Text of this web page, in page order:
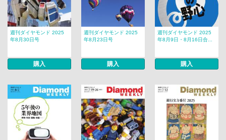
週刊ダイヤモンド 2025
年8月30日号
購入
週刊ダイヤモンド 2025
年8月23日号
購入
週刊ダイヤモンド 2025
年8月9日・8月16日合...
購入